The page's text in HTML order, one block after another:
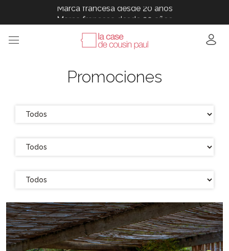
Marca francesa desde 20 años
Marca francesa desde 20 años
Marca francesa desde 20 años
Marca francesa desde 20 años
Promociones